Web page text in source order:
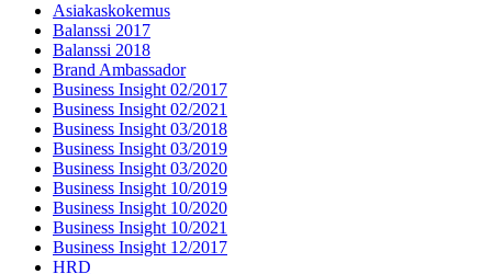
Asiakaskokemus
Balanssi 2017
Balanssi 2018
Brand Ambassador
Business Insight 02/2017
Business Insight 02/2021
Business Insight 03/2018
Business Insight 03/2019
Business Insight 03/2020
Business Insight 10/2019
Business Insight 10/2020
Business Insight 10/2021
Business Insight 12/2017
HRD